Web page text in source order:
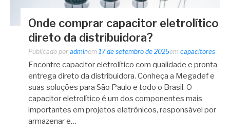
Onde comprar capacitor eletrolítico
direto da distribuidora?
Publicado por adminem 17 de setembro de 2025em capacitores
Encontre capacitor eletrolítico com qualidade e pronta
entrega direto da distribuidora. Conheça a Megadef e
suas soluções para São Paulo e todo o Brasil. O
capacitor eletrolítico é um dos componentes mais
importantes em projetos eletrônicos, responsável por
armazenar e…